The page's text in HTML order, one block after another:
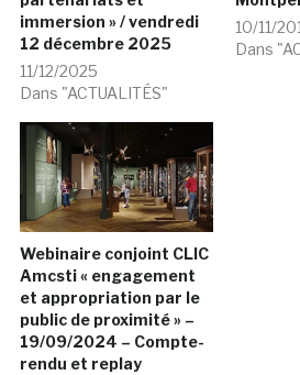
immersion » / vendredi
12 décembre 2025
11/12/2025
Dans "ACTUALITÉS"
10/11/
Dans
Webinaire conjoint CLIC
Amcsti « engagement
et appropriation par le
public de proximité » –
19/09/2024 – Compte-
rendu et replay